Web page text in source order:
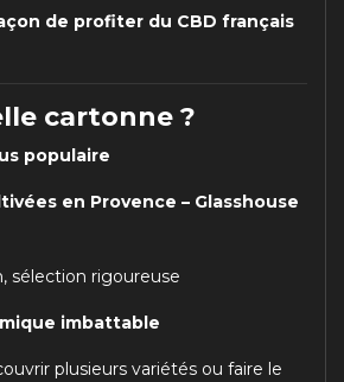
de profiter du CBD français
cartonne ?
populaire
en Provence – Glasshouse
sélection rigoureuse
imbattable
plusieurs variétés ou faire le